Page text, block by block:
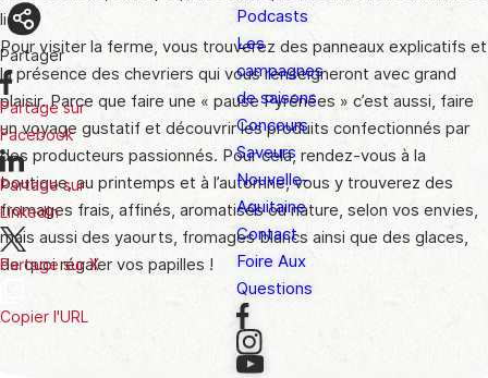
Podcasts
Les
campagnes
de saisons
Concours
Saveurs
Nouvelle-
Aquitaine
Contact
Foire Aux
Questions
lieu.
Pour visiter la ferme, vous trouverez des panneaux explicatifs et
la présence des chevriers qui vous renseigneront avec grand
plaisir. Parce que faire une « pause Pyrénées » c’est aussi, faire
un voyage gustatif et découvrir les produits confectionnés par
des producteurs passionnés. Pour cela, rendez-vous à la
boutique, au printemps et à l’automne, vous y trouverez des
fromages frais, affinés, aromatisés ou nature, selon vos envies,
mais aussi des yaourts, fromages blancs ainsi que des glaces,
de quoi régaler vos papilles !
Partager
Partage sur
Facebook
Partage sur
LinkedIn
Partage sur X
Copier l'URL